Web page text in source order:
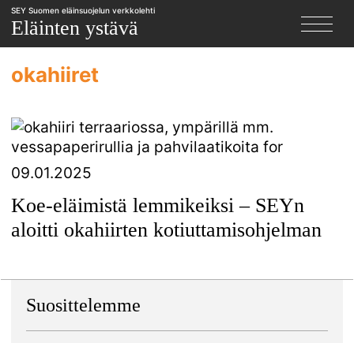
SEY Suomen eläinsuojelun verkkolehti
Eläinten ystävä
okahiiret
09.01.2025
Koe-eläimistä lemmikeiksi – SEYn
aloitti okahiirten kotiuttamisohjelman
Suosittelemme